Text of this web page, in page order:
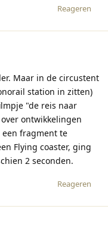
Reageren
Maar in de circustent
station in zitten)
"de reis naar
ontwikkelingen
een fragment te
Flying coaster, ging
2 seconden.
Reageren